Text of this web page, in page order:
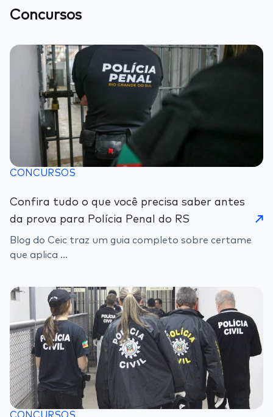
Concursos
CONCURSOS
Confira tudo o que você precisa saber antes
da prova para Polícia Penal do RS
Blog do Ceic traz um guia completo sobre certame
que aplica ...